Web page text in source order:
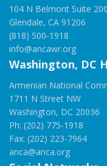
104 N Belmont Suite 200
Glendale, CA 91206
(818) 500-1918
info@ancawr.org
Washington, DC
Armenian National
1711 N Street NW
Washington, DC 20036
Ph: (202) 775-1918
Fax: (202) 223-7964
anca@anca.org